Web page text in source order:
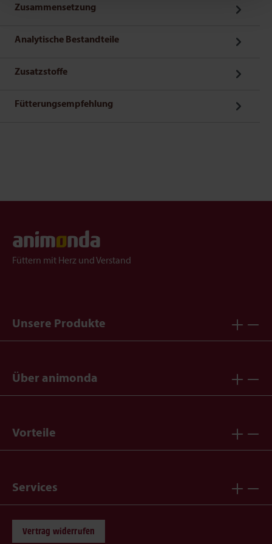
Marktverhaltensanalysen) verarbeiten darf.
Zusammensetzung
Analytische Bestandteile
Zusatzstoffe
Fütterungsempfehlung
Füttern mit Herz und Verstand
Unsere Produkte
Über animonda
Vorteile
Services
Vertrag widerrufen